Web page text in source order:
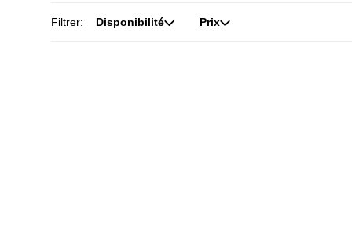
Filtrer: Disponibilité Prix